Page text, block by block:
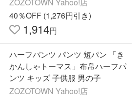
40％OFF (1,276円引き)
1,914円
ハーフパンツ パンツ 短パン 「き
かんしゃトーマス」布帛ハーフパ
ンツ キッズ 子供服 男の子
ZOZOTOWN Yahoo!店